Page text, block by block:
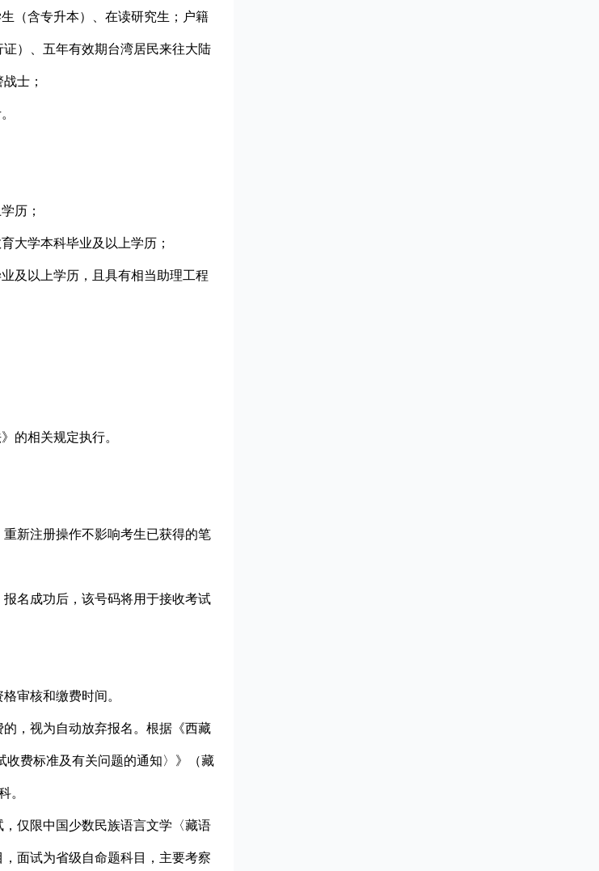
（含专升本）、在读研究生；户籍
）、五年有效期台湾居民来往大陆
士；
历；
大学本科毕业及以上学历；
及以上学历，且具有相当助理工程
的相关规定执行。
新注册操作不影响考生已获得的笔
名成功后，该号码将用于接收考试
审核和缴费时间。
，视为自动放弃报名。根据《西藏
收费标准及有关问题的通知〉》（藏
。
仅限中国少数民族语言文学〈藏语
面试为省级自命题科目，主要考察